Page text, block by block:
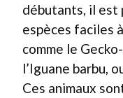
débutants, il est
espèces faciles
comme le
l’Iguane barbu,
Ces animaux